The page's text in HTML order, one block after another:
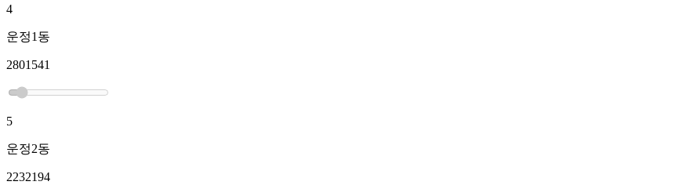
4
운정1동
2801541
5
운정2동
2232194